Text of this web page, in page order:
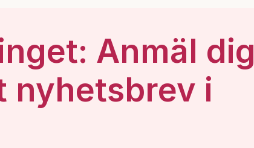
Anmäl dig
nyhetsbrev i